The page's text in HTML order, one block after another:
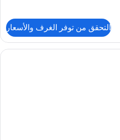
التحقق من توفر الغرف والأسعار
أغطية فراش متميزة وأسرّة بطبقة علوية